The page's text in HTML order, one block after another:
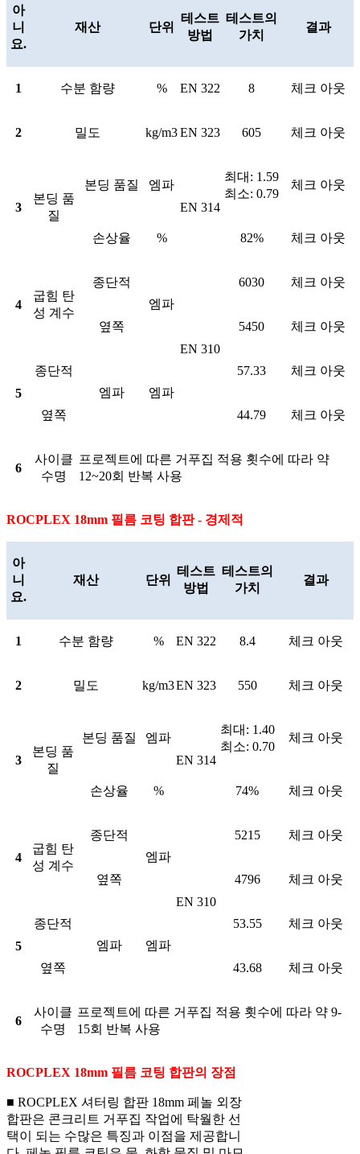
아
니
요.
재산 단위
테스트
방법
테스트의
가치
결과
1 수분 함량 % EN 322 8 체크 아웃
2 밀도 kg/m3EN 323 605 체크 아웃
3
본딩 품
질
본딩 품질
엠파
EN 314
최대: 1.59
최소: 0.79
체크 아웃
손상율 % 82% 체크 아웃
4
굽힘 탄
성 계수
종단적
엠파
EN 310
6030 체크 아웃
옆쪽 5450 체크 아웃
5
종단적
엠파
엠파
57.33 체크 아웃
옆쪽 44.79 체크 아웃
6
사이클
수명
프로젝트에 따른 거푸집 적용 횟수에 따라 약
12~20회 반복 사용
ROCPLEX 18mm 필름 코팅 합판 - 경제적
아
니
요.
재산 단위
테스트
방법
테스트의
가치
결과
1 수분 함량 % EN 322 8.4 체크 아웃
2 밀도 kg/m3EN 323 550 체크 아웃
3
본딩 품
질
본딩 품질
엠파
EN 314
최대: 1.40
최소: 0.70
체크 아웃
손상율 % 74% 체크 아웃
4
굽힘 탄
성 계수
종단적
엠파
EN 310
5215 체크 아웃
옆쪽 4796 체크 아웃
5
종단적
엠파
엠파
53.55 체크 아웃
옆쪽 43.68 체크 아웃
6
사이클
수명
프로젝트에 따른 거푸집 적용 횟수에 따라 약 9-
15회 반복 사용
ROCPLEX 18mm 필름 코팅 합판의 장점
■ ROCPLEX 셔터링 합판 18mm 페놀 외장
합판은 콘크리트 거푸집 작업에 탁월한 선
택이 되는 수많은 특징과 이점을 제공합니